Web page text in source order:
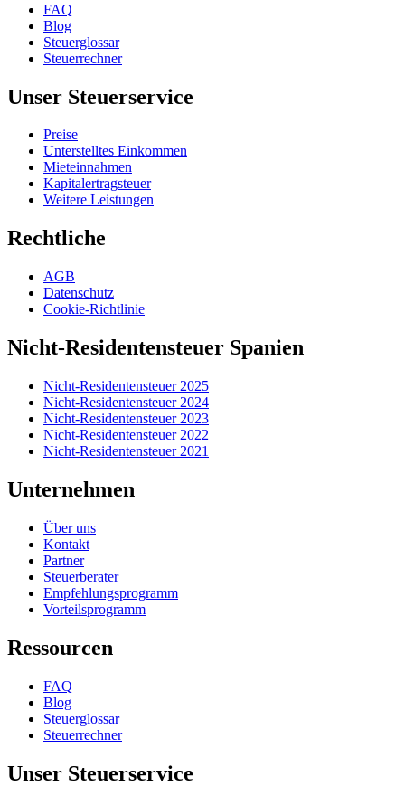
FAQ
Blog
Steuerglossar
Steuerrechner
Unser Steuerservice
Preise
Unterstelltes Einkommen
Mieteinnahmen
Kapitalertragsteuer
Weitere Leistungen
Rechtliche
AGB
Datenschutz
Cookie-Richtlinie
Nicht-Residentensteuer Spanien
Nicht-Residentensteuer 2025
Nicht-Residentensteuer 2024
Nicht-Residentensteuer 2023
Nicht-Residentensteuer 2022
Nicht-Residentensteuer 2021
Unternehmen
Über uns
Kontakt
Partner
Steuerberater
Empfehlungsprogramm
Vorteilsprogramm
Ressourcen
FAQ
Blog
Steuerglossar
Steuerrechner
Unser Steuerservice